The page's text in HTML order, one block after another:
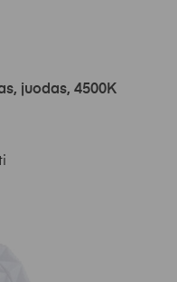
juodas, 4500K